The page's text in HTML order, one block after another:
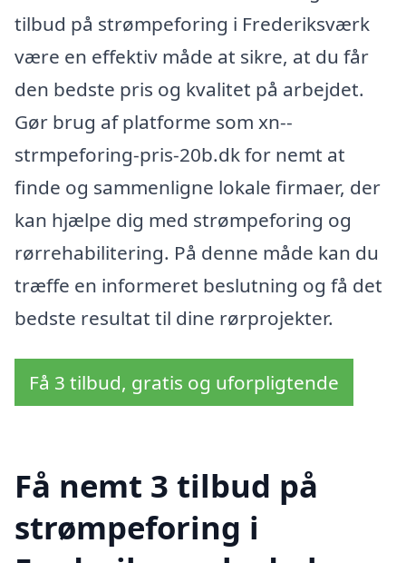
tilbud på strømpeforing i Frederiksværk
være en effektiv måde at sikre, at du får
den bedste pris og kvalitet på arbejdet.
Gør brug af platforme som xn--
strmpeforing-pris-20b.dk for nemt at
finde og sammenligne lokale firmaer, der
kan hjælpe dig med strømpeforing og
rørrehabilitering. På denne måde kan du
træffe en informeret beslutning og få det
bedste resultat til dine rørprojekter.
Få 3 tilbud, gratis og uforpligtende
Få nemt 3 tilbud på
strømpeforing i